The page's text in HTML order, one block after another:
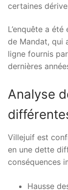
certaines
L’enquête a
de Mandat, qui
ligne fournis
dernières
Analyse
Villejuif est
en une dette
conséquences
Hausse